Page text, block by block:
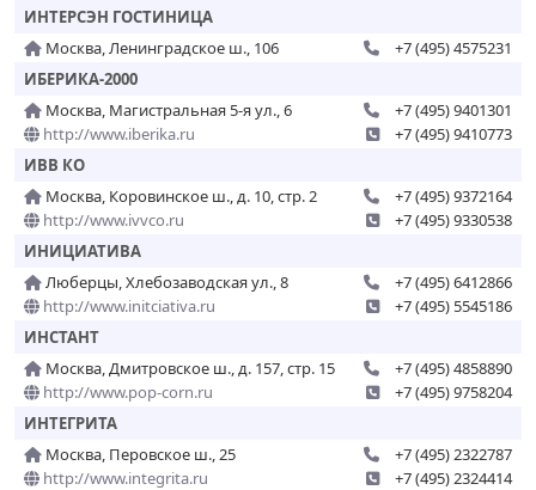
ИНТЕРСЭН ГОСТИНИЦА
Москва, Ленинградское ш., 106
+7 (495) 4575231
ИБЕРИКА-2000
Москва, Магистральная 5-я ул., 6
http://www.iberika.ru
+7 (495) 9401301
+7 (495) 9410773
ИВВ КО
Москва, Коровинское ш., д. 10, стр. 2
http://www.ivvco.ru
+7 (495) 9372164
+7 (495) 9330538
ИНИЦИАТИВА
Люберцы, Хлебозаводская ул., 8
http://www.initciativa.ru
+7 (495) 6412866
+7 (495) 5545186
ИНСТАНТ
Москва, Дмитровское ш., д. 157, стр. 15
http://www.pop-corn.ru
+7 (495) 4858890
+7 (495) 9758204
ИНТЕГРИТА
Москва, Перовское ш., 25
http://www.integrita.ru
+7 (495) 2322787
+7 (495) 2324414